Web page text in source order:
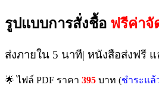
รูปแบบการสั่งชื้อ ฟรีค่าจั
ส่งภายใน 5 นาที| หนังสือส่งฟรี แ
🌟 ไฟล์ PDF ราคา 395 บาท (ชำระแล้